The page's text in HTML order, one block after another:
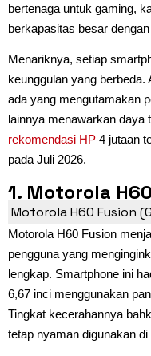
bertenaga untuk gaming,
berkapasitas besar
Menariknya, setiap
keunggulan yang berbeda.
ada yang mengutamakan
lainnya menawarkan daya
rekomendasi HP 4 jutaan
pada Juli 2026.
1. Motorola
Motorola H60 Fusion
Motorola H60 Fusion
pengguna yang
lengkap. Smartphone ini
6,67 inci menggunakan
Tingkat kecerahannya
tetap nyaman digunakan di